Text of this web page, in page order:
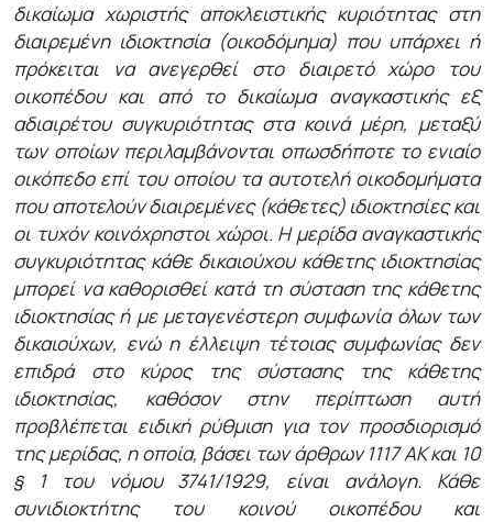
δικαίωμα χωριστής αποκλειστικής κυριότητας στη
διαιρεμένη ιδιοκτησία (οικοδόμημα) που υπάρχει ή
πρόκειται να ανεγερθεί στο διαιρετό χώρο του
οικοπέδου και από το δικαίωμα αναγκαστικής εξ
αδιαιρέτου συγκυριότητας στα κοινά μέρη, μεταξύ
των οποίων περιλαμβάνονται οπωσδήποτε το ενιαίο
οικόπεδο επί του οποίου τα αυτοτελή οικοδομήματα
που αποτελούν διαιρεμένες (κάθετες) ιδιοκτησίες και
οι τυχόν κοινόχρηστοι χώροι. Η μερίδα αναγκαστικής
συγκυριότητας κάθε δικαιούχου κάθετης ιδιοκτησίας
μπορεί να καθορισθεί κατά τη σύσταση της κάθετης
ιδιοκτησίας ή με μεταγενέστερη συμφωνία όλων των
δικαιούχων, ενώ η έλλειψη τέτοιας συμφωνίας δεν
επιδρά στο κύρος της σύστασης της κάθετης
ιδιοκτησίας, καθόσον στην περίπτωση αυτή
προβλέπεται ειδική ρύθμιση για τον προσδιορισμό
της μερίδας, η οποία, βάσει των άρθρων 1117 ΑΚ και 10
§ 1 του νόμου 3741/1929, είναι ανάλογη. Κάθε
συνιδιοκτήτης του κοινού οικοπέδου και